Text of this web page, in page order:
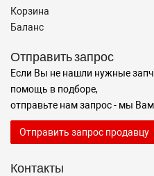
Корзина
Баланс
Отправить запрос
Если Вы не нашли нужные
помощь в подборе,
отправьте нам запрос - мы
Отправить запрос продавцу
Контакты